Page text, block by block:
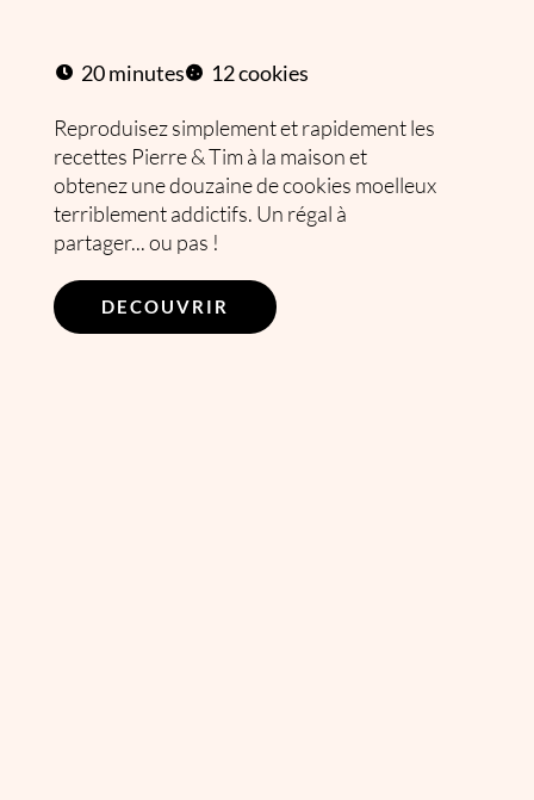
20 minutes 12 cookies
Reproduisez simplement et rapidement les
recettes Pierre & Tim à la maison et
obtenez une douzaine de cookies moelleux
terriblement addictifs. Un régal à
partager... ou pas !
DECOUVRIR